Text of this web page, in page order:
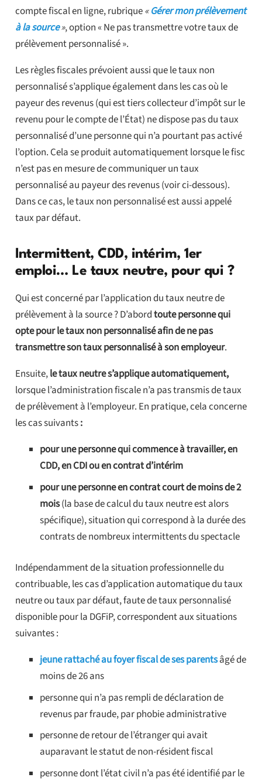
compte fiscal en ligne, rubrique«Gérer mon prélèvement
à la source», option « Ne pas transmettre votre taux de
prélèvement personnalisé ».
Les règles fiscales prévoient aussi que le taux non
personnalisé s’applique également dans les cas où le
payeur des revenus (qui est tiers collecteur d’impôt sur le
revenu pour le compte de l’État) ne dispose pas du taux
personnalisé d’une personne qui n’a pourtant pas activé
l’option. Cela se produit automatiquement lorsque le fisc
n’est pas en mesure de communiquer un taux
personnalisé au payeur des revenus (voir ci-dessous).
Dans ce cas, le taux non personnalisé est aussi appelé
taux par défaut.
Intermittent, CDD, intérim, 1er
emploi… Le taux neutre, pour qui ?
Qui est concerné par l’application du taux neutre de
prélèvement à la source ? D’abordtoute personne qui
opte pour le taux non personnalisé afin de ne pas
transmettre son taux personnalisé à son employeur.
Ensuite,le taux neutre s’applique automatiquement,
lorsque l’administration fiscale n’a pas transmis de taux
de prélèvement à l’employeur. En pratique, cela concerne
les cas suivants:
pour une personne qui commence à travailler, en
CDD, en CDI ou en contrat d’intérim
pour une personne en contrat court de moins de 2
mois(la base de calcul du taux neutre est alors
spécifique), situation qui correspond à la durée des
contrats de nombreux intermittents du spectacle
Indépendamment de la situation professionnelle du
contribuable, les cas d’application automatique du taux
neutre ou taux par défaut, faute de taux personnalisé
disponible pour la DGFiP, correspondent aux situations
suivantes :
jeune rattaché au foyer fiscal de ses parentsâgé de
moins de 26 ans
personne qui n’a pas rempli de déclaration de
revenus par fraude, par phobie administrative
personne de retour de l’étranger qui avait
auparavant le statut de non-résident fiscal
personne dont l’état civil n’a pas été identifié par le